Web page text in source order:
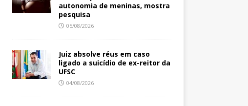
autonomia de meninas, mostra
pesquisa
05/08/2026
Juiz absolve réus em caso
ligado a suicídio de ex-reitor da
UFSC
04/08/2026